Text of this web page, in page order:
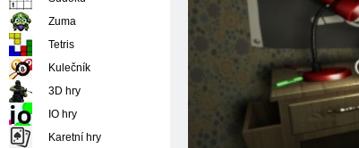
Zuma
Tetris
Kulečník
3D hry
IO hry
Karetní hry